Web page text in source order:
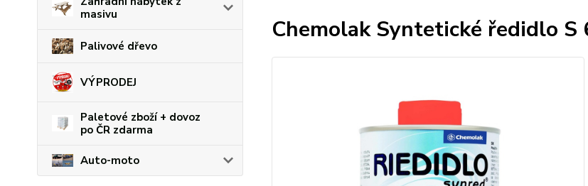
masivu
Palivové dřevo
VÝPRODEJ
Paletové zboží + dovoz
po ČR zdarma
Auto-moto
Chemolak Syntetické ředidlo S